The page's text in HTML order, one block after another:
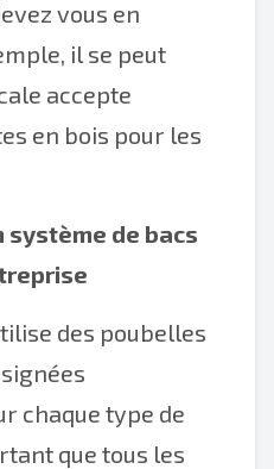
vous en
il se peut
accepte
en bois pour les
de bacs
des poubelles
chaque type de
que tous les